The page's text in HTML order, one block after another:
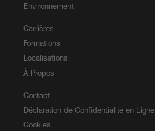
Environnement
Carrières
Formations
Localisations
À Propos
Contact
Déclaration de Confidentialité en Ligne
Cookies